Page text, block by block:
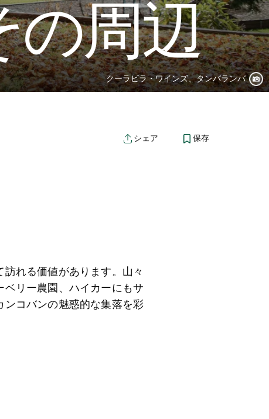
の周辺
クーラビラ・ワインズ、タンバランバ
シェア 保存
れる価値があります。山々
リー農園、ハイカーにもサ
ンコバンの魅惑的な集落を彩